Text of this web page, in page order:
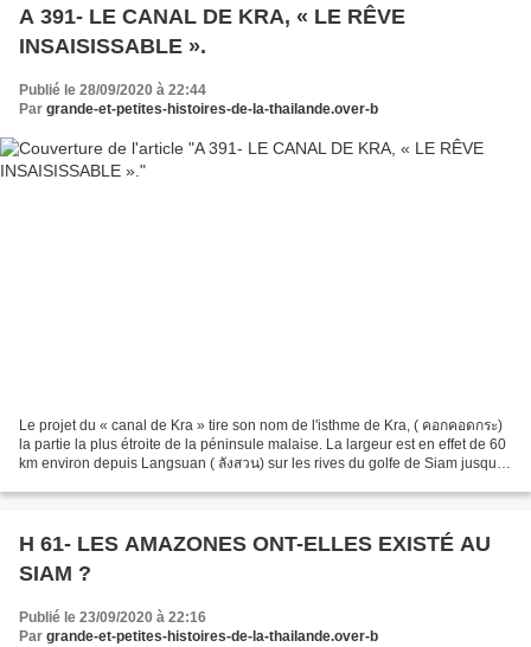
A 391- LE CANAL DE KRA, « LE RÊVE
INSAISISSABLE ».
Publié le 28/09/2020 à 22:44
Par grande-et-petites-histoires-de-la-thailande.over-b
Le projet du « canal de Kra » tire son nom de l'isthme de Kra, ( คอกคอดกระ)
la partie la plus étroite de la péninsule malaise. La largeur est en effet de 60
km environ depuis Langsuan ( ลังสวน) sur les rives du golfe de Siam jusqu’à
H 61- LES AMAZONES ONT-ELLES EXISTÉ AU
SIAM ?
Publié le 23/09/2020 à 22:16
Par grande-et-petites-histoires-de-la-thailande.over-b